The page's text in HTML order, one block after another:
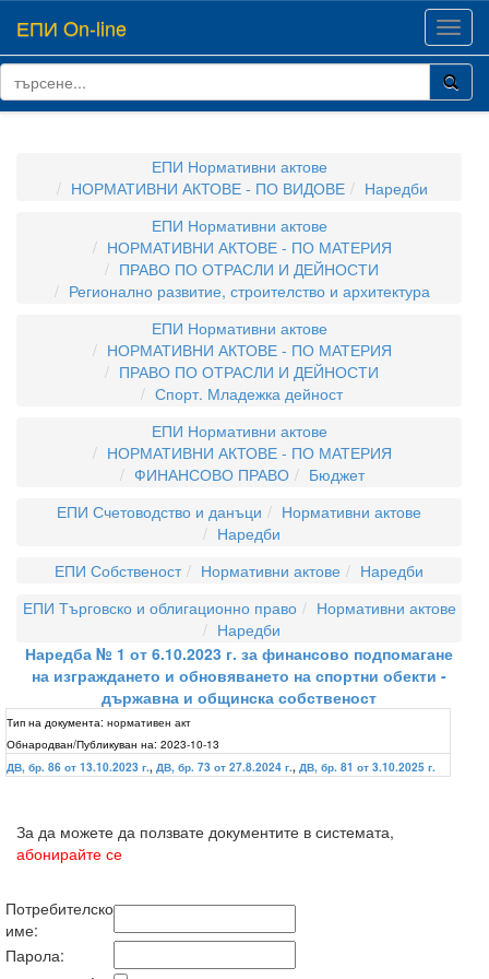
ЕПИ On-line
ЕПИ Нормативни актове
НОРМАТИВНИ АКТОВЕ - ПО ВИДОВЕ
Наредби
ЕПИ Нормативни актове
НОРМАТИВНИ АКТОВЕ - ПО МАТЕРИЯ
ПРАВО ПО ОТРАСЛИ И ДЕЙНОСТИ
Регионално развитие, строителство и архитектура
ЕПИ Нормативни актове
НОРМАТИВНИ АКТОВЕ - ПО МАТЕРИЯ
ПРАВО ПО ОТРАСЛИ И ДЕЙНОСТИ
Спорт. Младежка дейност
ЕПИ Нормативни актове
НОРМАТИВНИ АКТОВЕ - ПО МАТЕРИЯ
ФИНАНСОВО ПРАВО
Бюджет
ЕПИ Счетоводство и данъци
Нормативни актове
Наредби
ЕПИ Собственост
Нормативни актове
Наредби
ЕПИ Търговско и облигационно право
Нормативни актове
Наредби
Наредба № 1 от 6.10.2023 г. за финансово подпомагане
на изграждането и обновяването на спортни обекти -
държавна и общинска собственост
Тип на документа: нормативен акт
Обнародван/Публикуван на: 2023-10-13
ДВ, бр. 86 от 13.10.2023 г., ДВ, бр. 73 от 27.8.2024 г., ДВ, бр. 81 от 3.10.2025 г.
За да можете да ползвате документите в системата,
абонирайте се
Потребителско
име:
Парола: